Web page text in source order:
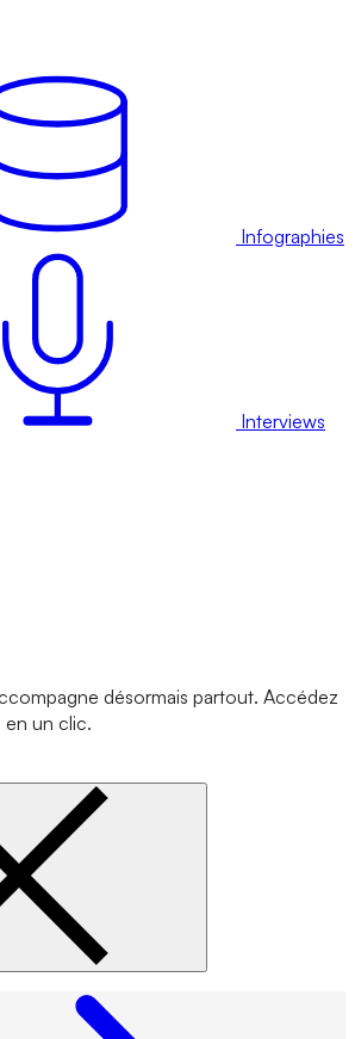
Infographies
Interviews
désormais partout. Accédez
un clic.